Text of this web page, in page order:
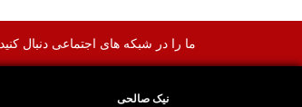
ما را در شبکه های اجتماعی دنبال کنید
نیک صالحی